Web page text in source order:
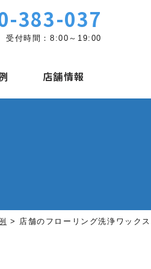
383-037
受付時間：8:00～19:00
店舗情報
> 店舗のフローリング洗浄ワックス